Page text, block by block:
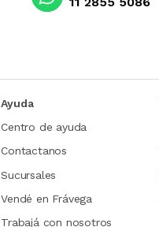
Ayuda
Centro de ayuda
Contactanos
Sucursales
Vendé en Frávega
Trabajá con nosotros